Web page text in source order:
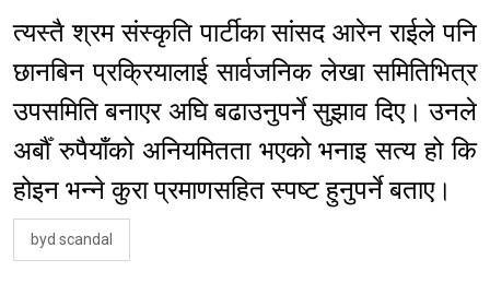
त्यस्तै श्रम संस्कृति पार्टीका सांसद आरेन राईले पनि
छानबिन प्रक्रियालाई सार्वजनिक लेखा समितिभित्र
उपसमिति बनाएर अघि बढाउनुपर्ने सुझाव दिए। उनले
अर्बौँ रुपैयाँको अनियमितता भएको भनाइ सत्य हो कि
होइन भन्ने कुरा प्रमाणसहित स्पष्ट हुनुपर्ने बताए।
byd scandal